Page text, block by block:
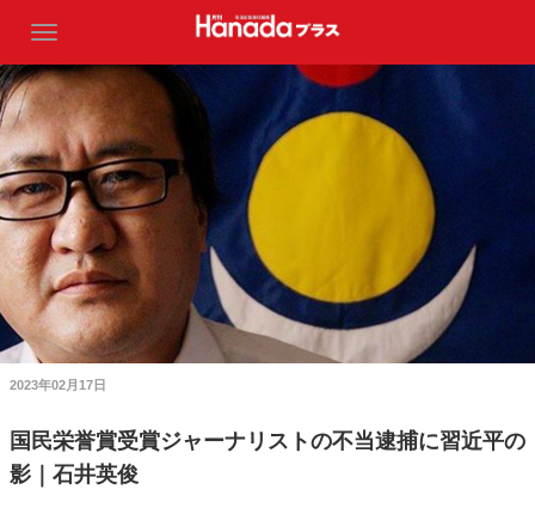
2023年02月17日
国民栄誉賞受賞ジャーナリストの不当逮捕に習近平の
影｜石井英俊